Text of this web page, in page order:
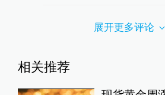
展开更多评论
相关推荐